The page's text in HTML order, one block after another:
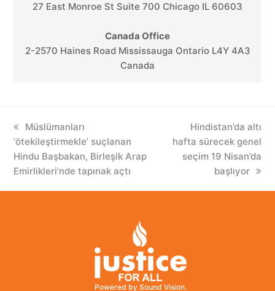
27 East Monroe St Suite 700 Chicago IL 60603
Canada Office
2-2570 Haines Road Mississauga Ontario L4Y 4A3
Canada
previous
post:
Müslümanları
‘ötekileştirmekle’ suçlanan
Hindu Başbakan, Birleşik Arap
Emirlikleri’nde tapınak açtı
next
post:
Hindistan’da altı
hafta sürecek genel
seçim 19 Nisan’da
başlıyor
Powered by Sound Vision.